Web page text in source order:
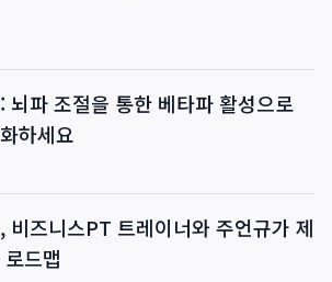
뇌파 조절을 통한 베타파 활성으로
하세요
비즈니스PT 트레이너와 주언규가 제
드맵